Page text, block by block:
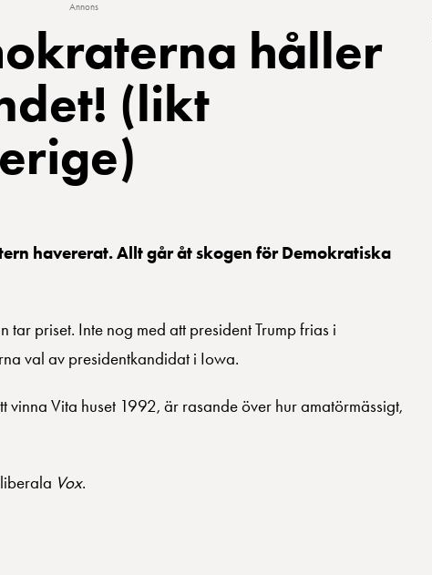
Annons
håller
(likt
havererat. Allt går åt skogen för Demokratiska
priset. Inte nog med att president Trump frias i
val av presidentkandidat i Iowa.
vinna Vita huset 1992, är rasande över hur amatörmässigt,
Vox.